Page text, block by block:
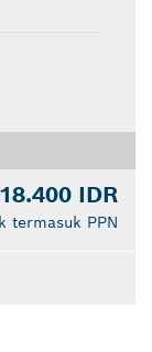
IDR
termasuk PPN